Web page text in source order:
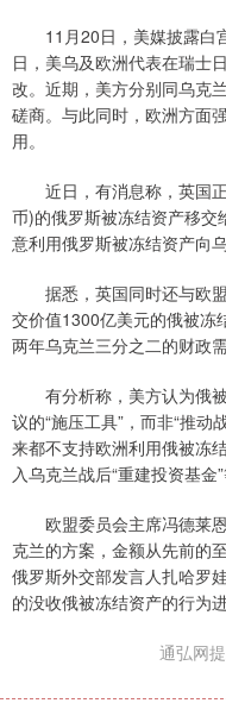
11月20日，美媒披露白宫
日，美乌及欧洲代表在瑞士
改。近期，美方分别同乌克
磋商。与此同时，欧洲方面
用。
近日，有消息称，英国正
币)的俄罗斯被冻结资产移交
意利用俄罗斯被冻结资产向
据悉，英国同时还与欧盟
交价值1300亿美元的俄被冻
两年乌克兰三分之二的财政需
有分析称，美方认为俄被
议的“施压工具”，而非“推动
来都不支持欧洲利用俄被冻
入乌克兰战后“重建投资基金”
欧盟委员会主席冯德莱恩
克兰的方案，金额从先前的
俄罗斯外交部发言人扎哈罗
的没收俄被冻结资产的行为进
通弘网